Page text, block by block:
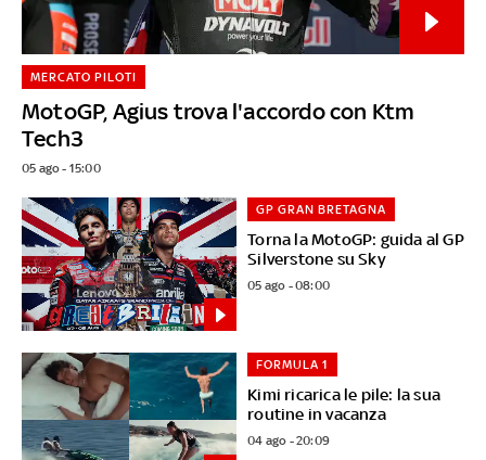
MotoGP, Agius trova l'accordo con Ktm
Tech3
MERCATO PILOTI
05 ago - 15:00
Torna la MotoGP: guida al GP
Silverstone su Sky
GP GRAN BRETAGNA
05 ago - 08:00
Kimi ricarica le pile: la sua
routine in vacanza
FORMULA 1
04 ago - 20:09